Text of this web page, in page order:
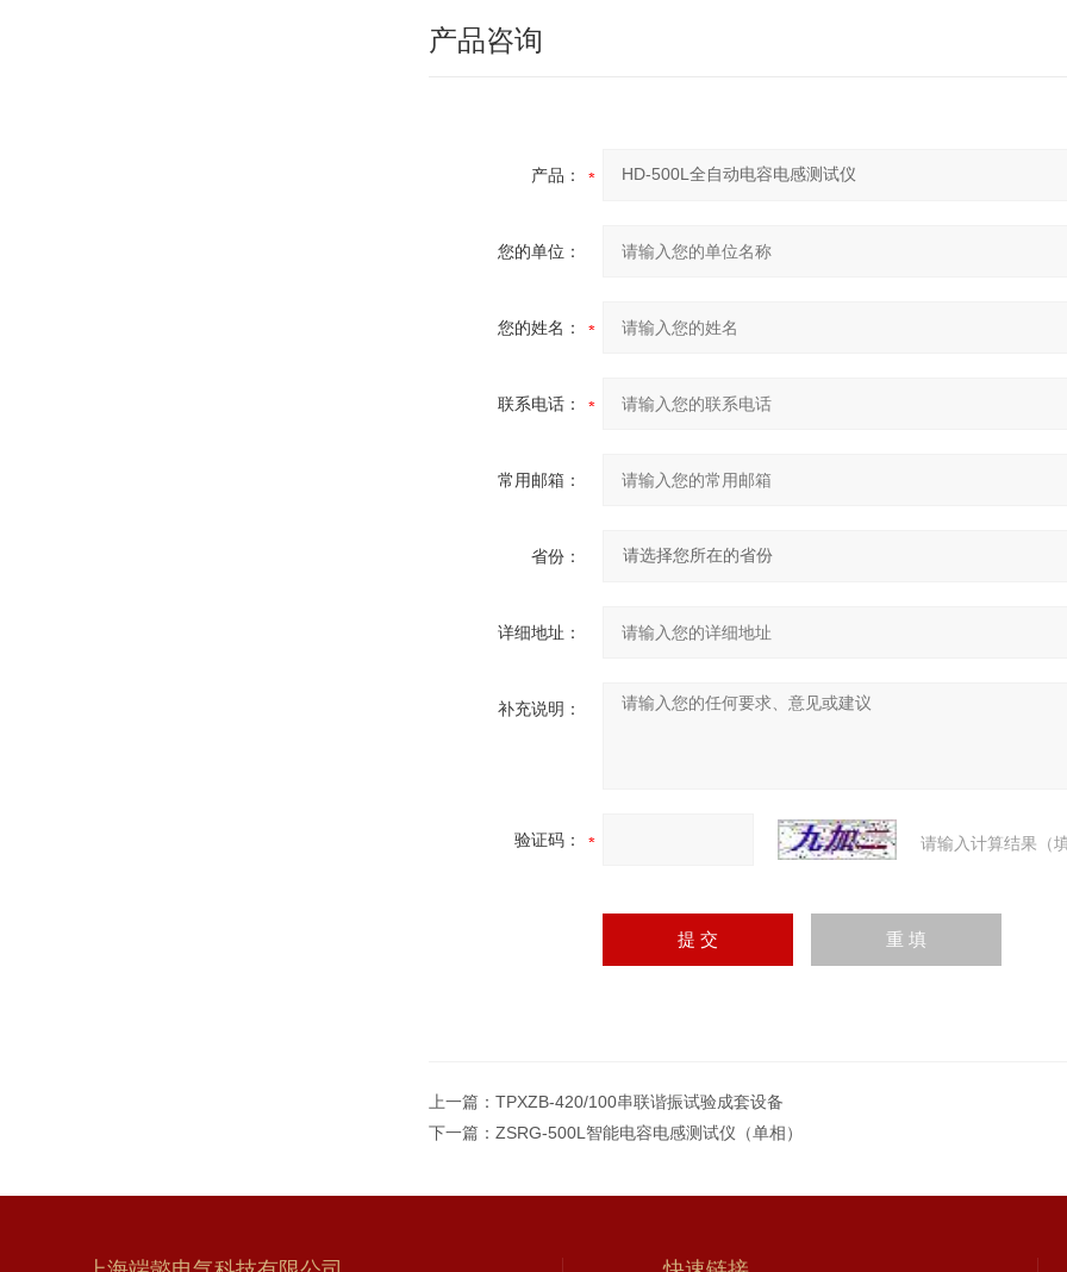
产品咨询
产品：
您的单位：
您的姓名：
联系电话：
常用邮箱：
省份：
详细地址：
补充说明：
验证码： 请输入计算结果（
上一篇： TPXZB-420/100串联谐振试验成套设备
下一篇： ZSRG-500L智能电容电感测试仪（单相）